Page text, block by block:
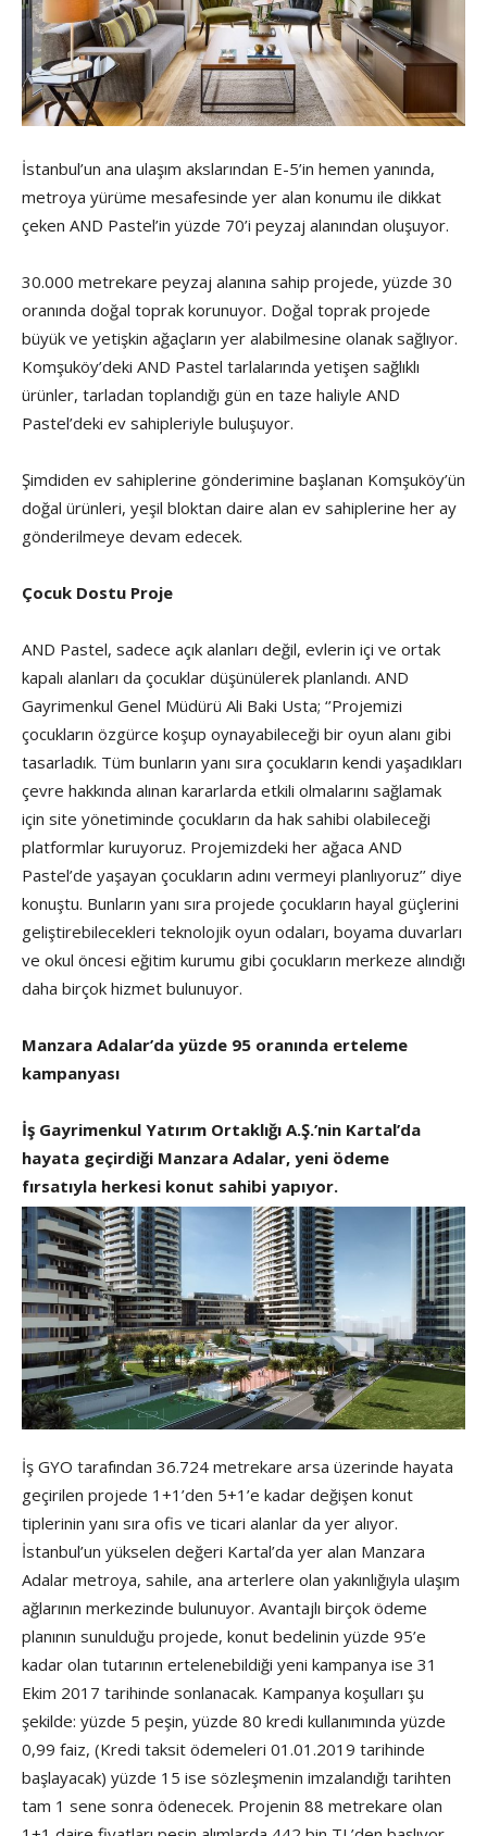
İstanbul’un ana ulaşım akslarından E-5’in hemen yanında,
metroya yürüme mesafesinde yer alan konumu ile dikkat
çeken AND Pastel’in yüzde 70’i peyzaj alanından oluşuyor.
30.000 metrekare peyzaj alanına sahip projede, yüzde 30
oranında doğal toprak korunuyor. Doğal toprak projede
büyük ve yetişkin ağaçların yer alabilmesine olanak sağlıyor.
Komşuköy’deki AND Pastel tarlalarında yetişen sağlıklı
ürünler, tarladan toplandığı gün en taze haliyle AND
Pastel’deki ev sahipleriyle buluşuyor.
Şimdiden ev sahiplerine gönderimine başlanan Komşuköy’ün
doğal ürünleri, yeşil bloktan daire alan ev sahiplerine her ay
gönderilmeye devam edecek.
Çocuk Dostu Proje
AND Pastel, sadece açık alanları değil, evlerin içi ve ortak
kapalı alanları da çocuklar düşünülerek planlandı. AND
Gayrimenkul Genel Müdürü Ali Baki Usta; ‘’Projemizi
çocukların özgürce koşup oynayabileceği bir oyun alanı gibi
tasarladık. Tüm bunların yanı sıra çocukların kendi yaşadıkları
çevre hakkında alınan kararlarda etkili olmalarını sağlamak
için site yönetiminde çocukların da hak sahibi olabileceği
platformlar kuruyoruz. Projemizdeki her ağaca AND
Pastel’de yaşayan çocukların adını vermeyi planlıyoruz’’ diye
konuştu. Bunların yanı sıra projede çocukların hayal güçlerini
geliştirebilecekleri teknolojik oyun odaları, boyama duvarları
ve okul öncesi eğitim kurumu gibi çocukların merkeze alındığı
daha birçok hizmet bulunuyor.
Manzara Adalar’da yüzde 95 oranında erteleme
kampanyası
İş Gayrimenkul Yatırım Ortaklığı A.Ş.’nin Kartal’da
hayata geçirdiği Manzara Adalar, yeni ödeme
fırsatıyla herkesi konut sahibi yapıyor.
İş GYO tarafından 36.724 metrekare arsa üzerinde hayata
geçirilen projede 1+1’den 5+1’e kadar değişen konut
tiplerinin yanı sıra ofis ve ticari alanlar da yer alıyor.
İstanbul’un yükselen değeri Kartal’da yer alan Manzara
Adalar metroya, sahile, ana arterlere olan yakınlığıyla ulaşım
ağlarının merkezinde bulunuyor. Avantajlı birçok ödeme
planının sunulduğu projede, konut bedelinin yüzde 95’e
kadar olan tutarının ertelenebildiği yeni kampanya ise 31
Ekim 2017 tarihinde sonlanacak. Kampanya koşulları şu
şekilde: yüzde 5 peşin, yüzde 80 kredi kullanımında yüzde
0,99 faiz, (Kredi taksit ödemeleri 01.01.2019 tarihinde
başlayacak) yüzde 15 ise sözleşmenin imzalandığı tarihten
tam 1 sene sonra ödenecek. Projenin 88 metrekare olan